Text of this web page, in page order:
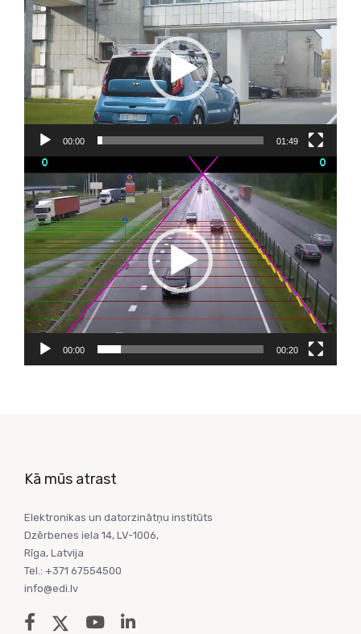
atskaņotājs
00:00 01:49
Video
atskaņotājs
00:00 00:20
Kā mūs atrast
Elektronikas un datorzinātņu institūts
Dzērbenes iela 14, LV-1006,
Rīga, Latvija
Tel.: +371 67554500
info@edi.lv